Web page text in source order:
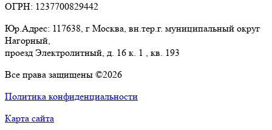
ОГРН: 1237700829442
Юр.Адрес: 117638, г Москва, вн.тер.г. муниципальный округ
Нагорный,
проезд Электролитный, д. 16 к. 1 , кв. 193
Все права защищены ©2026
Политика конфиденциальности
Карта сайта